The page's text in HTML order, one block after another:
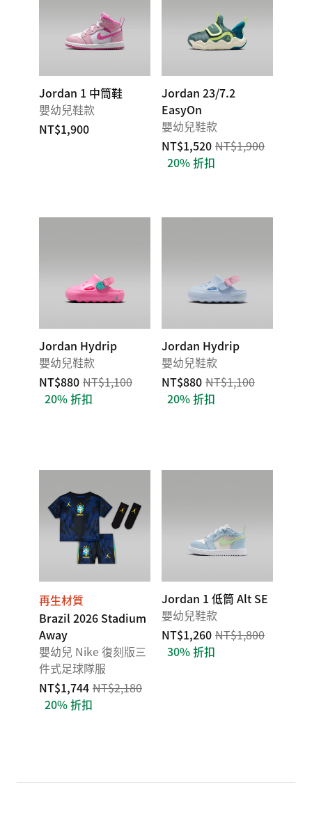
Jordan 1 中筒鞋
嬰幼兒鞋款
NT$1,900
Jordan 23/7.2
EasyOn
嬰幼兒鞋款
NT$1,520 NT$1,900
20% 折扣
Jordan Hydrip
嬰幼兒鞋款
NT$880 NT$1,100
20% 折扣
Jordan Hydrip
嬰幼兒鞋款
NT$880 NT$1,100
20% 折扣
再生材質
Brazil 2026 Stadium
Away
嬰幼兒 Nike 復刻版三
件式足球隊服
NT$1,744 NT$2,180
20% 折扣
Jordan 1 低筒 Alt SE
嬰幼兒鞋款
NT$1,260 NT$1,800
30% 折扣